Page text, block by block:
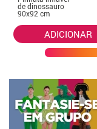
de dinossauro
90x92 cm
ADICIONAR